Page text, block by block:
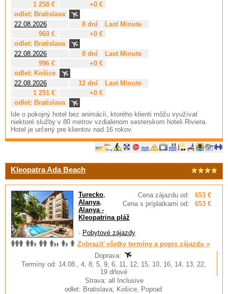
1 258 €
+0 €
odlet: Bratislava
22.08.2026
8 dní
Last Minute
960 €
+0 €
odlet: Bratislava
22.08.2026
8 dní
Last Minute
996 €
+0 €
odlet: Košice
22.08.2026
12 dní
Last Minute
1 251 €
+0 €
odlet: Bratislava
Ide o pokojný hotel bez animácií, ktorého klienti môžu využívať
niektoré služby v 80 metrov vzdialenom sesterskom hoteli Riviera.
Hotel je určený pre klientov nad 16 rokov.
Kleopatra Ada Beach
Cena zájazdu od:
653 €
Cena s príplatkami od:
653 €
Turecko,
Alanya,
Alanya -
Kleopatrina pláž
- Pobytové zájazdy
Zobraziť všetky termíny a popis zájazdu »
Doprava:
Termíny od: 14.08., 4, 8, 5, 9, 6, 11, 12, 15, 10, 16, 14, 13, 22,
19 dňové
Strava: all Inclusive
odlet: Bratislava, Košice, Poprad